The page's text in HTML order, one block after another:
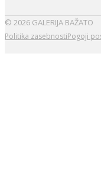
© 2026 GALERIJA BAŽATO
Politika zasebnostiPogoji